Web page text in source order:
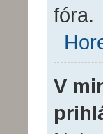
fóra.
V